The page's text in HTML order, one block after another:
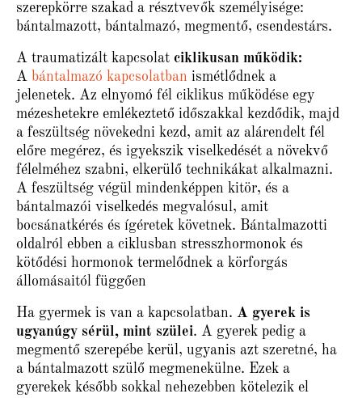
szerepkörre szakad a résztvevők személyisége:
bántalmazott, bántalmazó, megmentő, csendestárs.
A traumatizált kapcsolat ciklikusan működik:
A bántalmazó kapcsolatban ismétlődnek a
jelenetek. Az elnyomó fél ciklikus működése egy
mézeshetekre emlékeztető időszakkal kezdődik, majd
a feszültség növekedni kezd, amit az alárendelt fél
előre megérez, és igyekszik viselkedését a növekvő
félelméhez szabni, elkerülő technikákat alkalmazni.
A feszültség végül mindenképpen kitör, és a
bántalmazói viselkedés megvalósul, amit
bocsánatkérés és ígéretek követnek. Bántalmazotti
oldalról ebben a ciklusban stresszhormonok és
kötődési hormonok termelődnek a körforgás
állomásaitól függően
Ha gyermek is van a kapcsolatban. A gyerek is
ugyanúgy sérül, mint szülei. A gyerek pedig a
megmentő szerepébe kerül, ugyanis azt szeretné, ha
a bántalmazott szülő megmenekülne. Ezek a
gyerekek később sokkal nehezebben kötelezik el